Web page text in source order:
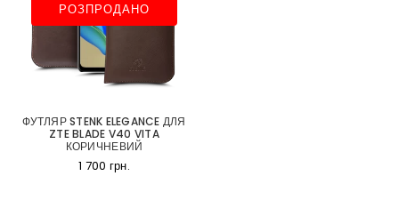
РОЗПРОДАНО
ФУТЛЯР STENK ELEGANCE ДЛЯ
ZTE BLADE V40 VITA
КОРИЧНЕВИЙ
1 700 грн.